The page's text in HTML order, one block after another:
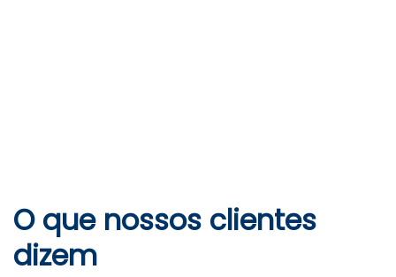
O que nossos clientes
dizem